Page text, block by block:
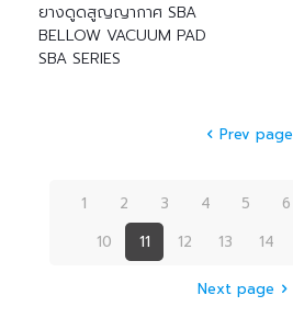
ยางดูดสูญญากาศ SBA
BELLOW VACUUM PAD
SBA SERIES
Prev page
1 2 3 4 5 6
10
11 12 13 14
Next page